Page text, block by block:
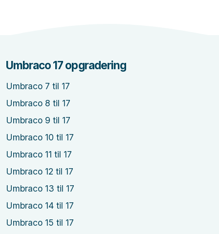
Umbraco 17 opgradering
Umbraco 7 til 17
Umbraco 8 til 17
Umbraco 9 til 17
Umbraco 10 til 17
Umbraco 11 til 17
Umbraco 12 til 17
Umbraco 13 til 17
Umbraco 14 til 17
Umbraco 15 til 17